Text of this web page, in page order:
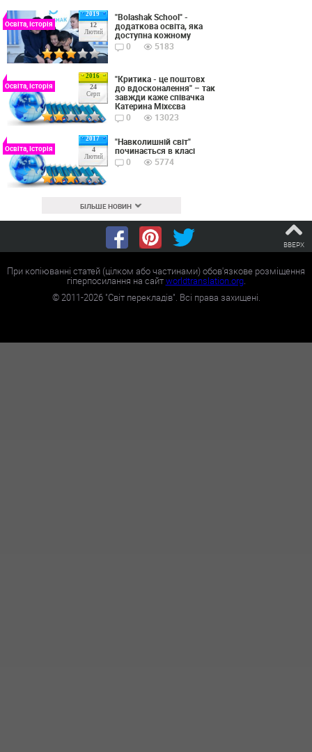
2019
12
Лютий
Освіта, Історія
"Bolashak School" -
додаткова освіта, яка
доступна кожному
0
5183
2016
24
Серп
Освіта, Історія
"Критика - це поштовх
до вдосконалення" – так
завжди каже співачка
Катерина Міхєєва
0
13023
2017
4
Лютий
Освіта, Історія
"Навколишній світ"
починається в класі
0
5774
БІЛЬШЕ НОВИН
ВВЕРХ
При копіюванні статей (цілком або частинами) обов'язкове розміщення
гіперпосилання на сайтworldtranslation.org.
©2011-2026"Світ перекладів". Всі права захищені.